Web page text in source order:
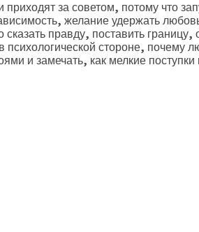
за советом, потому что
желание удержать
правду, поставить границу,
стороне, почему
и замечать, как мелкие